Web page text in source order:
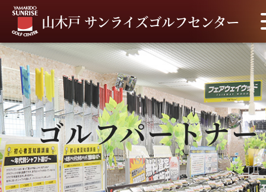
山木戸 サンライズゴルフセンター
ゴルフパートナー
Shop